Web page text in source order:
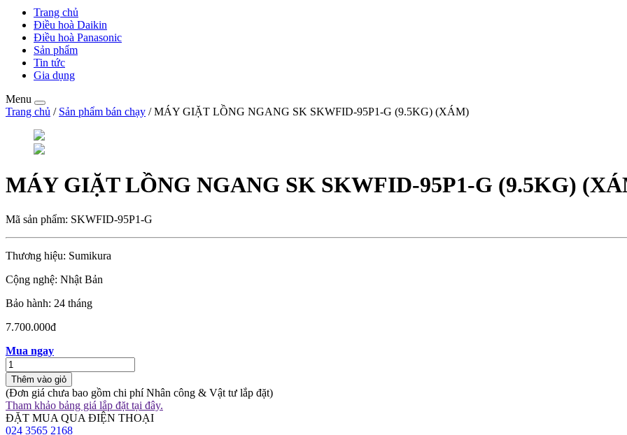
Trang chủ
Điều hoà Daikin
Điều hoà Panasonic
Sản phẩm
Tin tức
Gia dụng
Menu
Trang chủ / Sản phẩm bán chạy / MÁY GIẶT LỒNG NGANG SK SKWFID-95P1-G (9.5KG) (XÁM)
MÁY GIẶT LỒNG NGANG SK SKWFID-95P1-G (9.5KG)
Mã sản phẩm: SKWFID-95P1-G
Thương hiệu: Sumikura
Cộng nghệ: Nhật Bản
Bảo hành: 24 tháng
7.700.000đ
Mua ngay
Thêm vào giỏ
(Đơn giá chưa bao gồm chi phí Nhân công & Vật tư lắp đặt)
Tham khảo bảng giá lắp đặt tại đây.
ĐẶT MUA QUA ĐIỆN THOẠI
024 3565 2168